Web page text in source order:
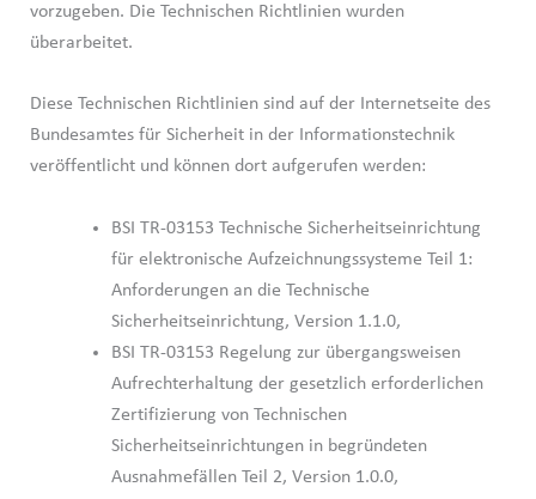
vorzugeben. Die Technischen Richtlinien wurden
überarbeitet.
Diese Technischen Richtlinien sind auf der Internetseite des
Bundesamtes für Sicherheit in der Informationstechnik
veröffentlicht und können dort aufgerufen werden:
BSI TR-03153 Technische Sicherheitseinrichtung
für elektronische Aufzeichnungssysteme Teil 1:
Anforderungen an die Technische
Sicherheitseinrichtung, Version 1.1.0,
BSI TR-03153 Regelung zur übergangsweisen
Aufrechterhaltung der gesetzlich erforderlichen
Zertifizierung von Technischen
Sicherheitseinrichtungen in begründeten
Ausnahmefällen Teil 2, Version 1.0.0,